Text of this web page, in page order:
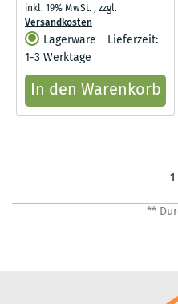
inkl. 19% MwSt.,zzgl.
Versandkosten
Lagerware
Lieferzeit:
1-3 Werktage
In den Warenkorb
1
**